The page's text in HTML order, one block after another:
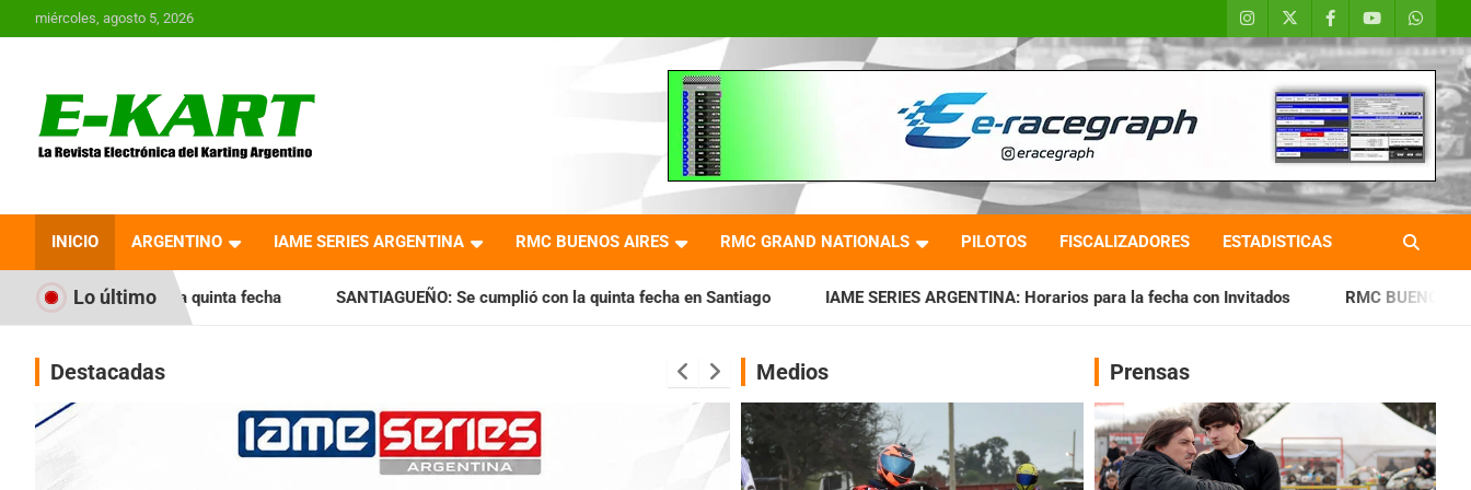
al
miércoles, agosto 5, 2026
Revista Electrónica del
Karting en Argentina
INICIO ARGENTINO IAME SERIES ARGENTINA RMC BUENOS AIRES RMC GRAND NATIONALS PILOTOS FISCALIZADORES ESTADISTICAS
Lo último
quinta fecha SANTIAGUEÑO: Se cumplió con la quinta fecha en Santiago IAME SERIES ARGENTINA: Horarios para la fecha con Invitados RMC BUENOS AIRES: Cerró una jornada
Destacadas Medios Prensas